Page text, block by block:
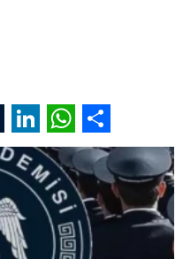
LinkedInShare